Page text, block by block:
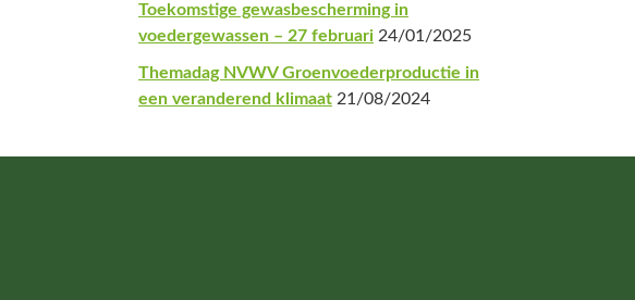
Toekomstige gewasbescherming in
voedergewassen – 27 februari 24/01/2025
Themadag NVWV Groenvoederproductie in
een veranderend klimaat 21/08/2024